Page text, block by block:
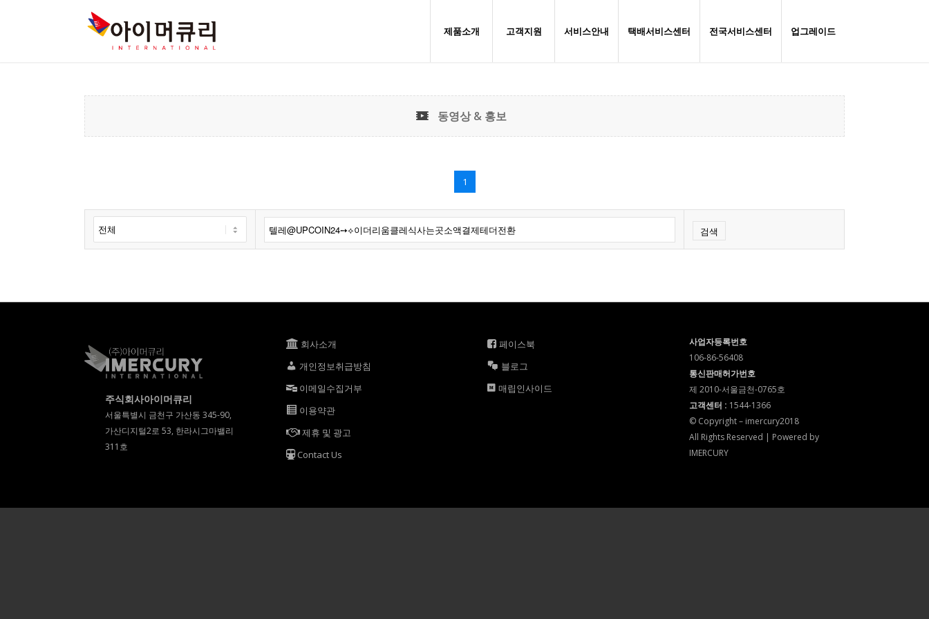
제품소개 고객지원 서비스안내 택배서비스센터 전국서비스센터 업그레이드
동영상 & 홍보
1
검색
주식회사아이머큐리
서울특별시 금천구 가산동 345-90,
가산디지털2로 53, 한라시그마밸리
311호
회사소개
개인정보취급방침
이메일수집거부
이용약관
제휴 및 광고
Contact Us
페이스북
블로그
매립인사이드
사업자등록번호
106-86-56408
통신판매허가번호
제 2010-서울금천-0765호
고객센터 : 1544-1366
© Copyright – imercury2018
All Rights Reserved | Powered by
IMERCURY